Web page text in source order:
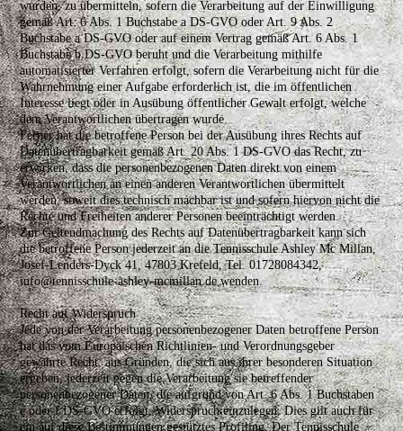
wurden, zu übermitteln, sofern die Verarbeitung auf der Einwilligung
gemäß Art. 6 Abs. 1 Buchstabe a DS-GVO oder Art. 9 Abs. 2
Buchstabe a DS-GVO oder auf einem Vertrag gemäß Art. 6 Abs. 1
Buchstabe b DS-GVO beruht und die Verarbeitung mithilfe
automatisierter Verfahren erfolgt, sofern die Verarbeitung nicht für die
Wahrnehmung einer Aufgabe erforderlich ist, die im öffentlichen
Interesse liegt oder in Ausübung öffentlicher Gewalt erfolgt, welche
dem Verantwortlichen übertragen wurde.
Ferner hat die betroffene Person bei der Ausübung ihres Rechts auf
Datenübertragbarkeit gemäß Art. 20 Abs. 1 DS-GVO das Recht, zu
erwirken, dass die personenbezogenen Daten direkt von einem
Verantwortlichen an einen anderen Verantwortlichen übermittelt
werden, soweit dies technisch machbar ist und sofern hiervon nicht die
Rechte und Freiheiten anderer Personen beeinträchtigt werden.
Zur Geltendmachung des Rechts auf Datenübertragbarkeit kann sich
die betroffene Person jederzeit an die Tennisschule Ashley Mc Millan,
Josef-Lenders-Dyck 41, 47803 Krefeld, Tel. 01728084342,
info@tennisschule-ashley-mcmillan.de wenden.
Recht auf Widerspruch
Jede von der Verarbeitung personenbezogener Daten betroffene Person
hat das vom Europäischen Richtlinien- und Verordnungsgeber
gewährte Recht, aus Gründen, die sich aus ihrer besonderen Situation
ergeben, jederzeit gegen die Verarbeitung sie betreffender
personenbezogener Daten, die aufgrund von Art. 6 Abs. 1 Buchstaben
e oder f DS-GVO erfolgt, Widerspruch einzulegen. Dies gilt auch für
ein auf diese Bestimmungen gestütztes Profiling. Der Tennisschule